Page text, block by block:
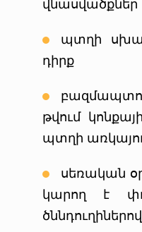
վնասվածքներ
պտղի
դիրք
թվում
պտղի
սեռական
կարող է